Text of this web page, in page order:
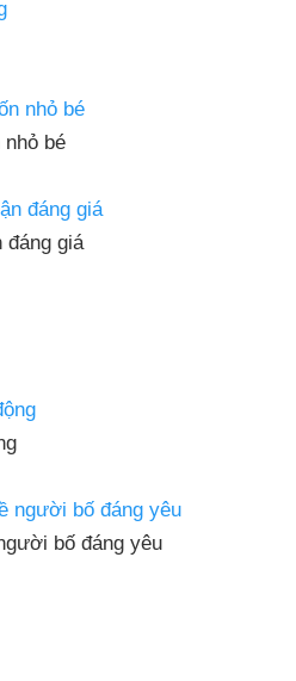
bé
đáng giá
bố đáng yêu